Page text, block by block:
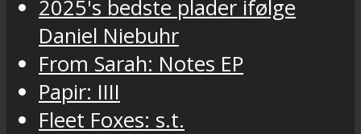
2025's bedste plader ifølge
Daniel Niebuhr
From Sarah: Notes EP
Papir: IIII
Fleet Foxes: s.t.